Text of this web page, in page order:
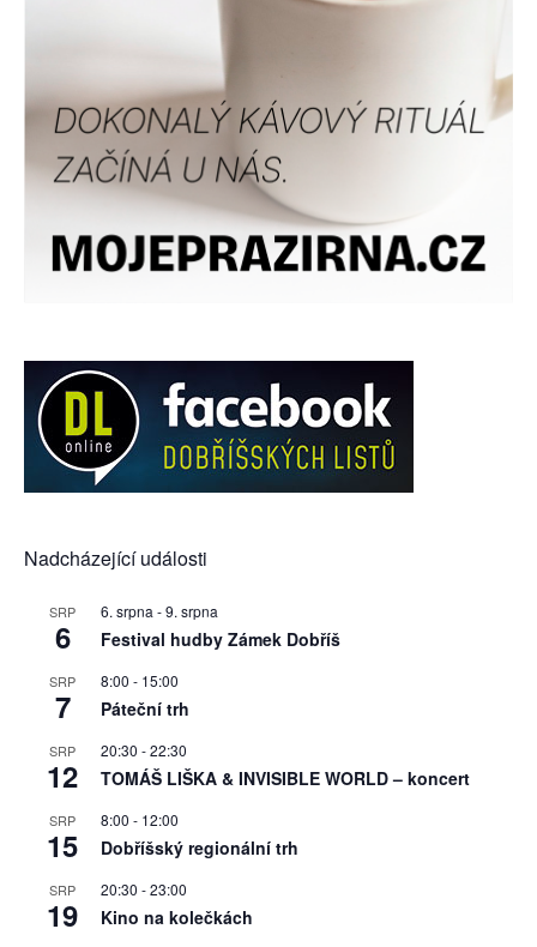
Nadcházející události
SRP
6
6. srpna -9. srpna
Festival hudby Zámek Dobříš
SRP
7
8:00 - 15:00
Páteční trh
SRP
12
20:30 -22:30
TOMÁŠ LIŠKA & INVISIBLE WORLD – koncert
SRP
15
8:00 - 12:00
Dobříšský regionální trh
SRP
19
20:30 -23:00
Kino na kolečkách